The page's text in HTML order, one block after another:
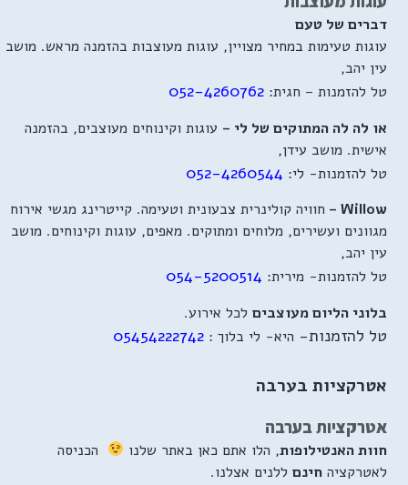
דברים של טעם
עוגות טעימות במחיר מצויין, עוגות מעוצבות בהזמנה מראש. מושב
עין יהב,
טל להזמנות – חגית: 052-4260762
או לה לה המתוקים של לי – עוגות וקינוחים מעוצבים, בהזמנה
אישית. מושב עידן,
טל להזמנות- לי: 052-4260544
Willow –
חוויה קולינרית צבעונית וטעימה. קייטרינג מגשי אירוח
מגוונים ועשירים, מלוחים ומתוקים. מאפים, עוגות וקינוחים. מושב
עין יהב,
טל להזמנות- מירית: 054-5200514
בלוני הליום מעוצבים לכל אירוע.
טל להזמנות- היא- לי בלוך : 05454222742
אטרקציות בערבה
אטרקציות בערבה
חוות האנטילופות, הלו אתם כאן באתר שלנו
הכניסה
לאטרקציה חינם ללנים אצלנו.